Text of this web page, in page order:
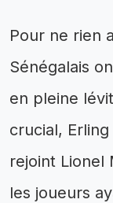
Pour ne rien
Sénégalais
en pleine
crucial,
rejoint Lionel
les joueurs